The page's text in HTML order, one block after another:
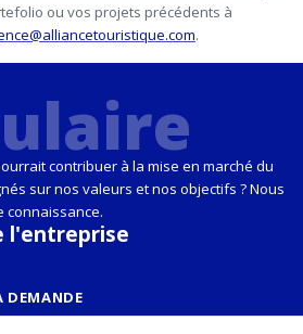
ou vos projets précédents à
.
contribuer à la mise en marché du
sur nos valeurs et nos objectifs ? Nous
connaissance.
l'entreprise
DEMANDE